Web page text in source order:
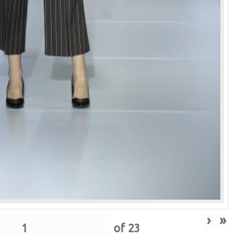
of 23 › »